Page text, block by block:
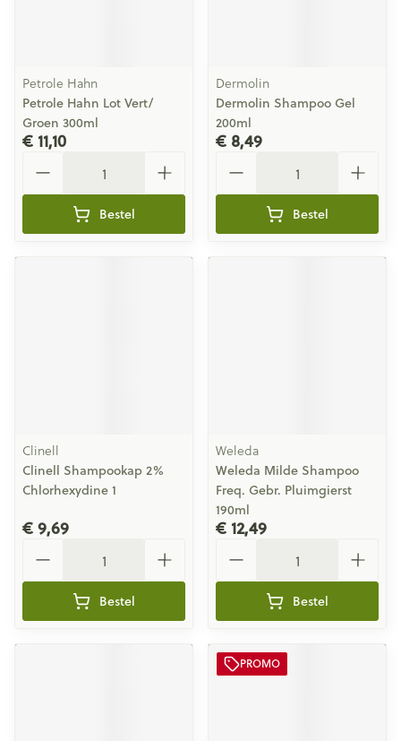
Petrole Hahn
Petrole Hahn Lot Vert/
Groen 300ml
€ 11,10
Bestel
Dermolin
Dermolin Shampoo Gel
200ml
€ 8,49
Bestel
Clinell
Clinell Shampookap 2%
Chlorhexydine 1
€ 9,69
Bestel
Weleda
Weleda Milde Shampoo
Freq. Gebr. Pluimgierst
190ml
€ 12,49
Bestel
PROMO